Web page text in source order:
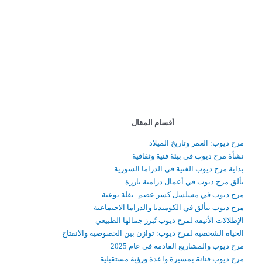
أقسام المقال
مرح ديوب: العمر وتاريخ الميلاد
نشأة مرح ديوب في بيئة فنية وثقافية
بداية مرح ديوب الفنية في الدراما السورية
تألق مرح ديوب في أعمال درامية بارزة
مرح ديوب في مسلسل كسر عضم: نقلة نوعية
مرح ديوب تتألق في الكوميديا والدراما الاجتماعية
الإطلالات الأنيقة لمرح ديوب تُبرز جمالها الطبيعي
الحياة الشخصية لمرح ديوب: توازن بين الخصوصية والانفتاح
مرح ديوب والمشاريع القادمة في عام 2025
مرح ديوب فنانة بمسيرة واعدة ورؤية مستقبلية